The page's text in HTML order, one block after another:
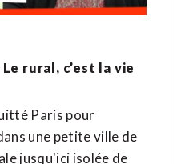
rural, c’est la vie
Paris pour
une petite ville de
jusqu'ici isolée de